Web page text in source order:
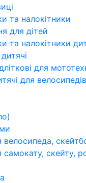
та налокітники
для дітей
та налокітники
для
для
скейту,